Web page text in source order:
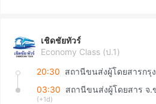
เชิดชัยทัวร์
Economy Class (ป.1)
20:30
03:30 สถานีขนส่งผู้โดยสาร จ
(+1d)